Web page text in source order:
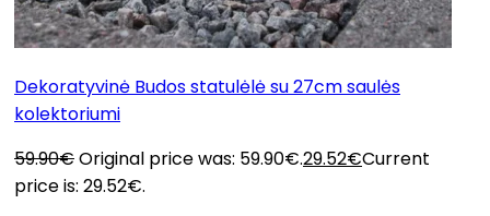
Dekoratyvinė Budos statulėlė su 27cm saulės
kolektoriumi
59.90€Original price was: 59.90€.29.52€Current
price is: 29.52€.